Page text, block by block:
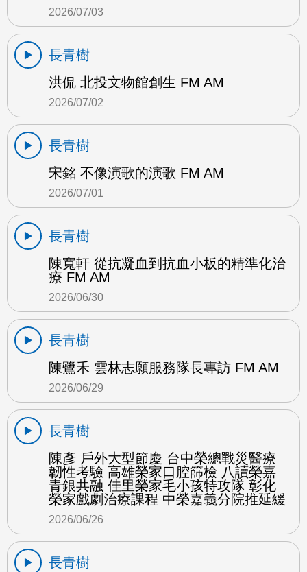
2026/07/03
長青樹
洪侃 北投文物館創生 FM AM
2026/07/02
長青樹
宋銘 不像演歌的演歌 FM AM
2026/07/01
長青樹
陳寬軒 從抗凝血到抗血小板的精準化治
療 FM AM
2026/06/30
長青樹
陳鷺禾 雲林志願服務隊長專訪 FM AM
2026/06/29
長青樹
陳彥 戶外大型節慶 台中榮總戰災醫療
韌性考驗 高雄榮家口腔篩檢 八讀榮嘉
青銀共融 佳里榮家毛小孩特攻隊 彰化
榮家戲劇治療課程 中榮嘉義分院推延緩
2026/06/26
長青樹